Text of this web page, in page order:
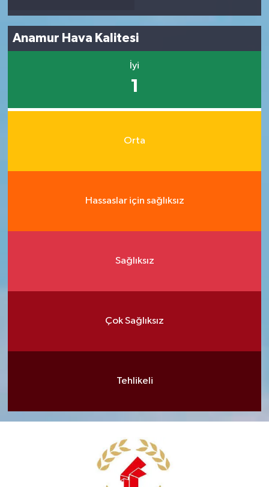
Anamur Hava Kalitesi
İyi
1
Orta
Hassaslar için sağlıksız
Sağlıksız
Çok Sağlıksız
Tehlikeli